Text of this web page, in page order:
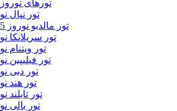
تورهای
تور نپال
تور مالدیو نوروز 1405
تور سریلانکا
تور ویتنام
تور فیلیپین
تور دبی
تور هند
تور تایلند
تور بالی